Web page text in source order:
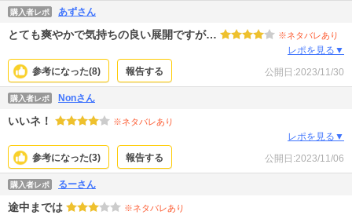
購入者レポ あずさん
とても爽やかで気持ちの良い展開ですが… ※ネタバレあり
レポを見る▼
参考になった(8) 報告する 公開日:2023/11/30
購入者レポ Nonさん
いいネ！ ※ネタバレあり
レポを見る▼
参考になった(3) 報告する 公開日:2023/11/06
購入者レポ るーさん
途中までは ※ネタバレあり